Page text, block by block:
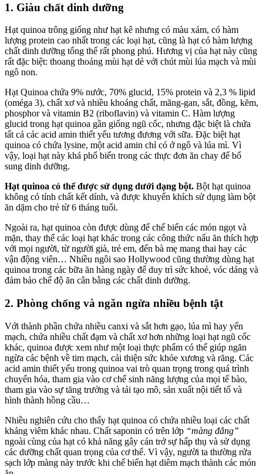
1. ​Giàu chất dinh dưỡng
Hạt quinoa trông giống như hạt kê nhưng có màu xám, có hàm
lượng protein cao nhất trong các loại hạt, cũng là hạt có hàm lượng
chất dinh dưỡng tổng thể rất phong phú. Hương vị của hạt này cũng
rất đặc biệt: thoang thoảng mùi hạt dẻ với chút mùi lúa mạch và mùi
ngô non.
Hạt Quinoa chứa 9% nước, 70% glucid, 15% protein và 2,3 % lipid
(oméga 3), chất xơ và nhiều khoáng chất, măng-gan, sắt, đồng, kẽm,
phosphor và vitamin B2 (riboflavin) và vitamin C. Hàm lượng
glucid trong hạt quinoa gần giống ngũ cốc, nhưng đặc biệt là chứa
tất cả các acid amin thiết yếu tương đương với sữa. Đặc biệt hạt
quinoa có chứa lysine, một acid amin chỉ có ở ngô và lúa mì. Vì
vậy, loại hạt này khá phổ biến trong các thực đơn ăn chay để bổ
sung dinh dưỡng.
Hạt quinoa có thể được sử dụng dưới dạng bột. Bột hạt quinoa
không có tính chất kết dính, và được khuyến khích sử dụng làm bột
ăn dặm cho trẻ từ 6 tháng tuổi.
Ngoài ra, hạt quinoa còn được dùng để chế biến các món ngọt và
mặn, thay thế các loại hạt khác trong các công thức nấu ăn thích hợp
với mọi người, từ người già, trẻ em, đến bà mẹ mang thai hay các
vận động viên… Nhiều ngôi sao Hollywood cũng thường dùng hạt
quinoa trong các bữa ăn hàng ngày để duy trì sức khoẻ, vóc dáng và
đảm bảo chế độ ăn cân bằng các chất dinh dưỡng.
2. Phòng chống và ngăn ngừa nhiều bệnh tật
Với thành phần chứa nhiều canxi và sắt hơn gạo, lúa mì hay yến
mạch, chứa nhiều chất đạm và chất xơ hơn những loại hạt ngũ cốc
khác, quinoa được xem như một loại thực phẩm có thể giúp ngăn
ngừa các bệnh về tim mạch, cải thiện sức khỏe xương và răng. Các
acid amin thiết yếu trong quinoa vai trò quan trọng trong quá trình
chuyển hóa, tham gia vào cơ chế sinh năng lượng của mọi tế bào,
tham gia vào sự tăng trưởng và tái tạo mô, sản xuất nội tiết tố và
hình thành hồng cầu…
Nhiều nghiên cứu cho thấy hạt quinoa có chứa nhiều loại các chất
kháng viêm khác nhau. Chất saponin có trên lớp “màng đắng”
ngoài cùng của hạt có khả năng gây cản trở sự hấp thụ và sử dụng
các dưỡng chất quan trọng của cơ thể. Vì vậy, người ta thường rửa
sạch lớp màng này trước khi chế biến hạt diêm mạch thành các món